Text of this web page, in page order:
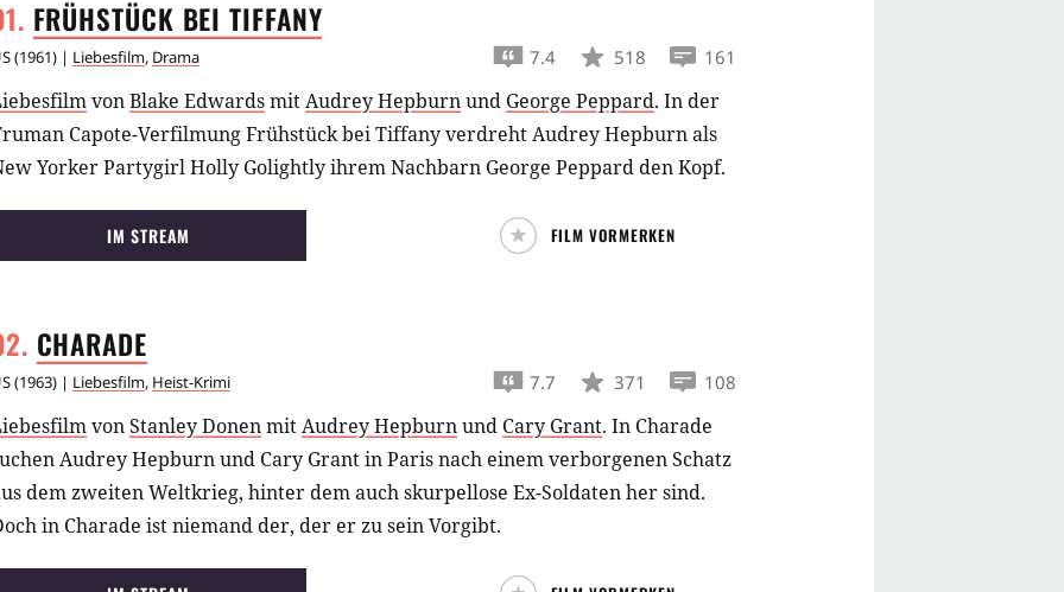
FRÜHSTÜCK BEITIFFANY
(1961) | Liebesfilm, Drama 7.4 518 161
vonBlake EdwardsmitAudrey Hepburnund George Peppard. In der
Capote-Verfilmung Frühstück bei Tiffany verdreht Audrey Hepburn als
Yorker Partygirl Holly Golightly ihrem Nachbarn George Peppard den Kopf.
IM STREAM FILM VORMERKEN
CHARADE
(1963) | Liebesfilm, Heist-Krimi 7.7 371 108
vonStanley DonenmitAudrey Hepburnund Cary Grant. In Charade
Audrey Hepburn und Cary Grant in Paris nach einem verborgenen Schatz
dem zweiten Weltkrieg, hinter dem auch skurpellose Ex-Soldaten her sind.
in Charade ist niemand der, der er zu sein Vorgibt.